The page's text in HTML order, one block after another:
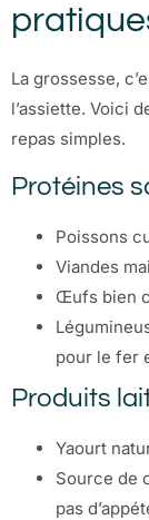
La grossesse,
l’assiette. Voici
repas simples.
Protéines
Poissons
Viandes
Œufs bien
pour le fer
Produits
Yaourt
Source de
pas